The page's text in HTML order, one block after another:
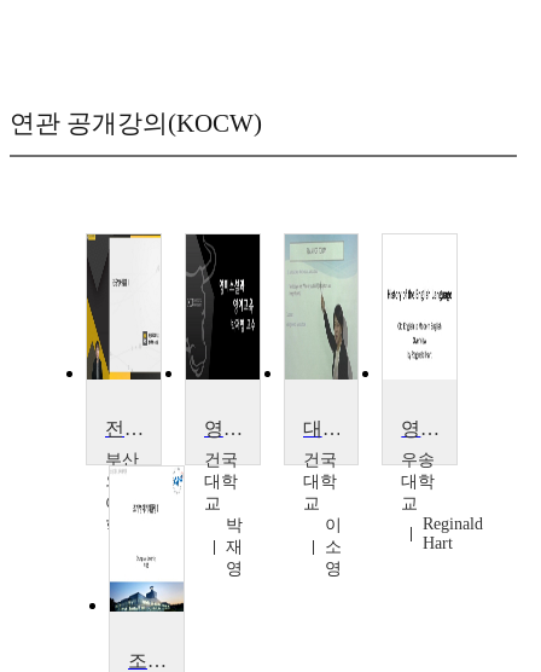
연관 공개강의(KOCW)
전공영어활용 Ⅱ
부산
외국
어대
학교
원
영미소설과 영어교육
건국
대학
교
박
재
영
대학영어1
건국
대학
교
이
소
영
영어의 역사
우송
대학
교
Reginald
Hart
조기영어 커리큘럼 II